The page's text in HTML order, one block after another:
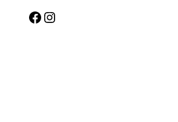
Facebook
Instagram